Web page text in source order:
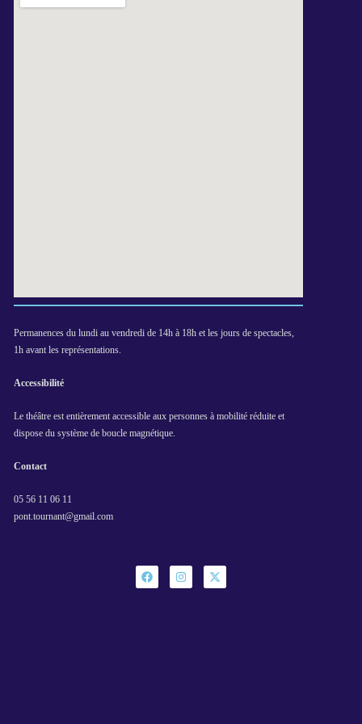
Permanences du lundi au vendredi de 14h à 18h et les jours de spectacles,
1h avant les représentations.
Accessibilité
Le théâtre est entièrement accessible aux personnes à mobilité réduite et
dispose du système de boucle magnétique.
Contact
05 56 11 06 11
pont.tournant@gmail.com